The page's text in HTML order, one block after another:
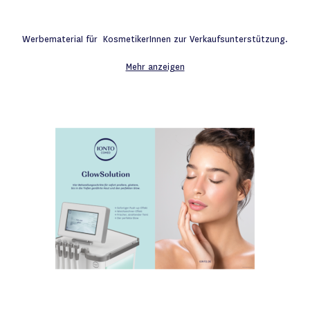
WerbemateriaI für KosmetikerInnen zur Verkaufsunterstützung.
Mehr anzeigen